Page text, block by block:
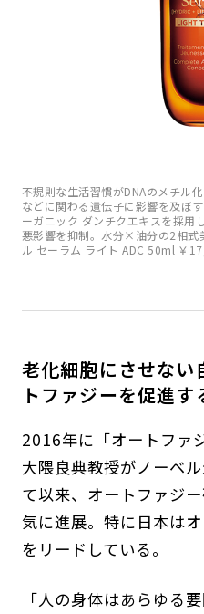
不規則な生活習慣がDNAのメチル
などに関わる遺伝子に影響を及ぼ
ーガニック ダンチクエキスを採用
悪影響を抑制。水分×油分の2相式
ル セーラム ライト ADC 50ml ￥
老化細胞にさせない
トファジーを促進す
2016年に「オートファ
大隈良典教授がノーベ
て以来、オートファジ
気に進展。特に日本は
をリードしている。
「人の身体はあらゆる